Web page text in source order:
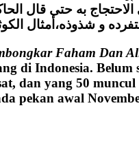
به حتى قال
و شذوذه،أمثال
Faham Dan
di Indonesia.
dan yang 50
pekan awal